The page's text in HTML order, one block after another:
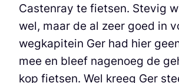
Castenray te fietsen. Stevig
wel, maar de al zeer goed in
wegkapitein Ger had hier
mee en bleef nagenoeg de
kop fietsen. Wel kreeg Ger